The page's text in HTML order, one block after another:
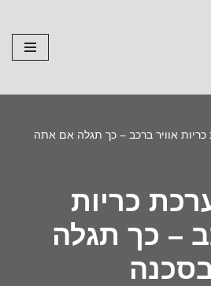
אוויר ברכב – כך תגלה אם אתה
כריות
– כך תגלה